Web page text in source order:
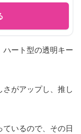
ート型の透明キー
がアップし、推し
いるので、その日